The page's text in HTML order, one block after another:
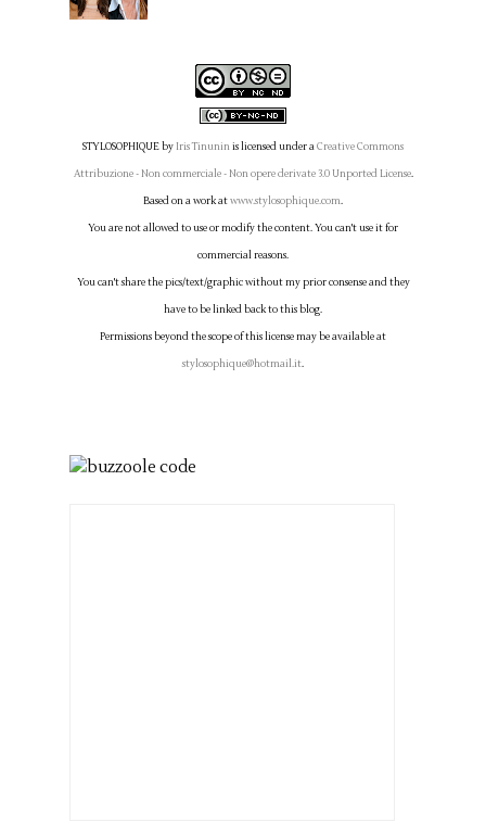
STYLOSOPHIQUE byIris Tinuninis licensed under aCreative Commons
Attribuzione - Non commerciale - Non opere derivate 3.0 Unported License.
Based on a work atwww.stylosophique.com.
You are not allowed to use or modify the content. You can't use it for
commercial reasons.
You can't share the pics/text/graphic without my prior consense and they
have to be linked back to this blog.
Permissions beyond the scope of this license may be available at
stylosophique@hotmail.it.